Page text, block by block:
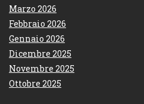
Marzo 2026
Febbraio 2026
Gennaio 2026
Dicembre 2025
Novembre 2025
Ottobre 2025